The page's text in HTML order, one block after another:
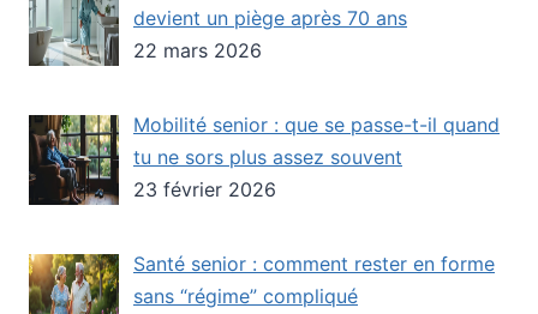
devient un piège après 70 ans
22 mars 2026
Mobilité senior : que se passe-t-il quand
tu ne sors plus assez souvent
23 février 2026
Santé senior : comment rester en forme
sans “régime” compliqué